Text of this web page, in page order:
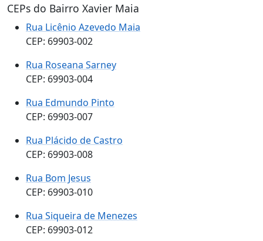
CEPs do Bairro Xavier Maia
Rua Licênio Azevedo Maia
CEP: 69903-002
Rua Roseana Sarney
CEP: 69903-004
Rua Edmundo Pinto
CEP: 69903-007
Rua Plácido de Castro
CEP: 69903-008
Rua Bom Jesus
CEP: 69903-010
Rua Siqueira de Menezes
CEP: 69903-012